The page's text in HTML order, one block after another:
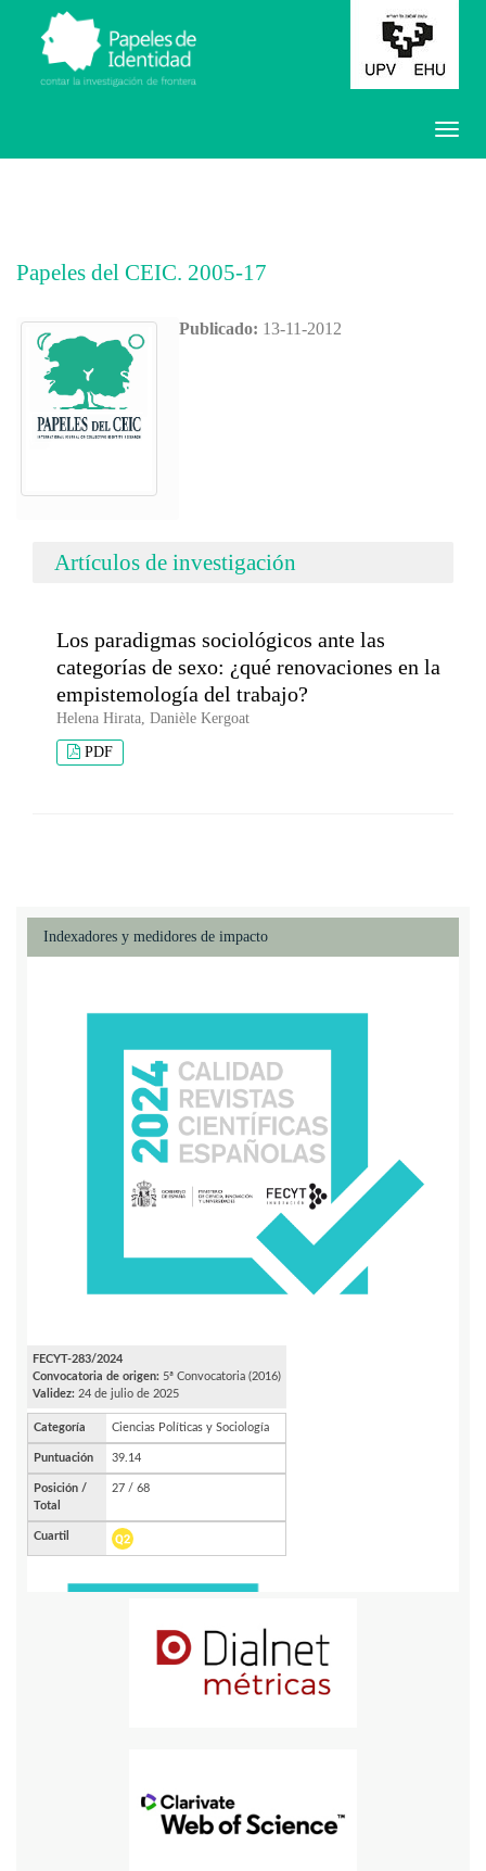
Papeles del CEIC. 2005-17
Publicado: 13-11-2012
Artículos de investigación
Los paradigmas sociológicos ante las
categorías de sexo: ¿qué renovaciones en la
empistemología del trabajo?
Helena Hirata, Danièle Kergoat
PDF
Indexadores y medidores de impacto